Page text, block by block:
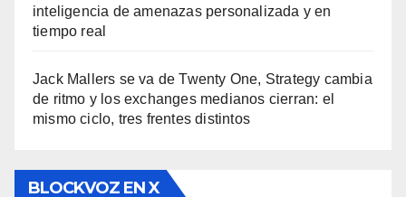
inteligencia de amenazas personalizada y en
tiempo real
Jack Mallers se va de Twenty One, Strategy cambia
de ritmo y los exchanges medianos cierran: el
mismo ciclo, tres frentes distintos
BLOCKVOZ EN X